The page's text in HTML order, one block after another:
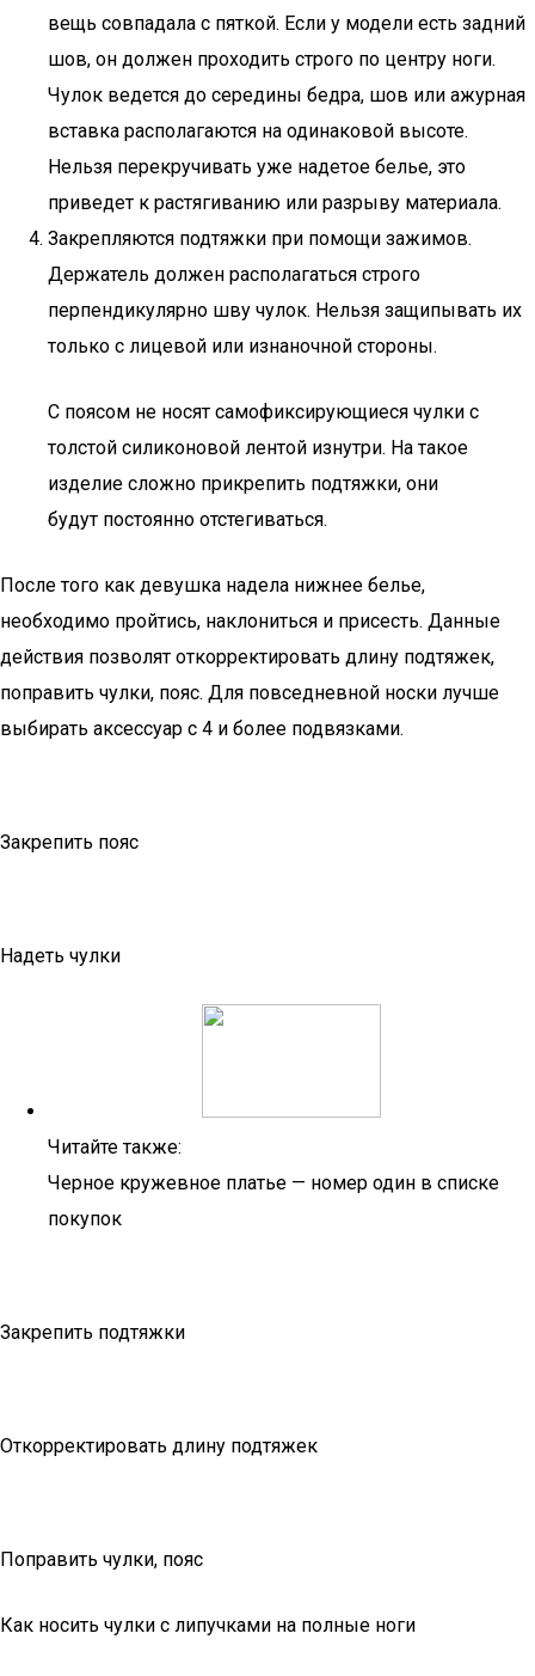
вещь совпадала с пяткой. Если у модели есть задний
шов, он должен проходить строго по центру ноги.
Чулок ведется до середины бедра, шов или ажурная
вставка располагаются на одинаковой высоте.
Нельзя перекручивать уже надетое белье, это
приведет к растягиванию или разрыву материала.
Закрепляются подтяжки при помощи зажимов.
Держатель должен располагаться строго
перпендикулярно шву чулок. Нельзя защипывать их
только с лицевой или изнаночной стороны.
С поясом не носят самофиксирующиеся чулки с
толстой силиконовой лентой изнутри. На такое
изделие сложно прикрепить подтяжки, они
будут постоянно отстегиваться.
После того как девушка надела нижнее белье,
необходимо пройтись, наклониться и присесть. Данные
действия позволят откорректировать длину подтяжек,
поправить чулки, пояс. Для повседневной носки лучше
выбирать аксессуар с 4 и более подвязками.
Закрепить пояс
Надеть чулки
Читайте также:
Черное кружевное платье — номер один в списке
покупок
Закрепить подтяжки
Откорректировать длину подтяжек
Поправить чулки, пояс
Как носить чулки с липучками на полные ноги